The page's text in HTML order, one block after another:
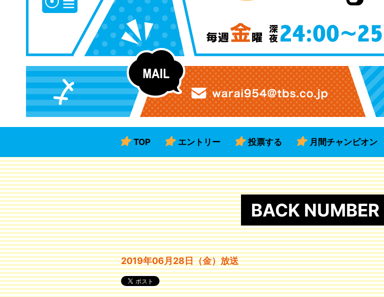
TOP エントリー 投票する 月間チャンピオン
BACK NUMBER
2019年06月28日（金）放送